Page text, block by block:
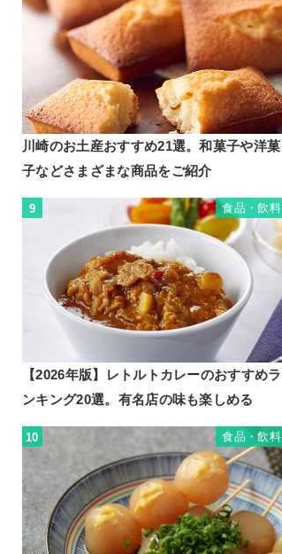
川崎のお土産おすすめ21選。和菓子や洋菓
子などさまざまな商品をご紹介
9 食品・飲料
【2026年版】レトルトカレーのおすすめラ
ンキング20選。有名店の味も楽しめる
10 食品・飲料